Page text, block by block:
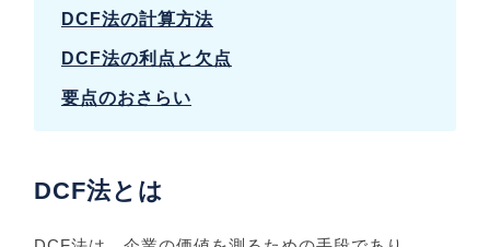
DCF法の計算方法
DCF法の利点と欠点
要点のおさらい
DCF法とは